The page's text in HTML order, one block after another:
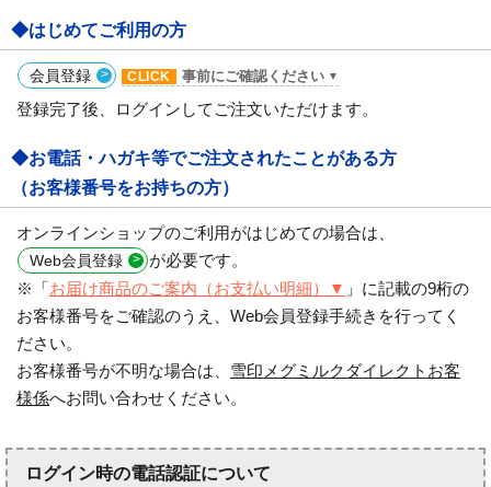
◆はじめてご利用の方
会員登録 CLICK 事前にご確認ください ▼
登録完了後、ログインしてご注文いただけます。
◆お電話・ハガキ等でご注文されたことがある方
（お客様番号をお持ちの方）
オンラインショップのご利用がはじめての場合は、
Web会員登録
が必要です。
※「お届け商品のご案内（お支払い明細）▼ 」に記載の9桁の
お客様番号をご確認のうえ、Web会員登録手続きを行ってく
ださい。
お客様番号が不明な場合は、 雪印メグミルクダイレクトお客
様係へお問い合わせください。
ログイン時の電話認証について